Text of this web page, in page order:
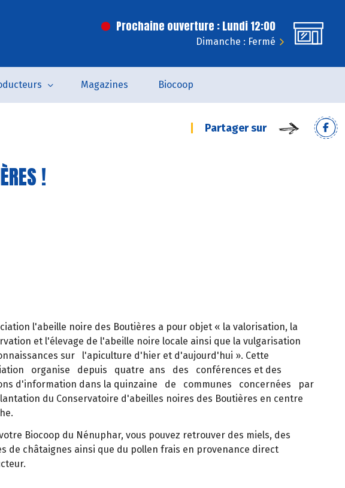
Prochaine ouverture : Lundi 12:00
Dimanche : Fermé
Magazines Biocoop
Partager sur
!
l'abeille noire des Boutières a pour objet « la valorisation, la
et l'élevage de l'abeille noire locale ainsi que la vulgarisation
sur l'apiculture d'hier et d'aujourd'hui ». Cette
organise depuis quatre ans des conférences et des
d'information dans la quinzaine de communes concernées par
du Conservatoire d'abeilles noires des Boutières en centre
Biocoop du Nénuphar, vous pouvez retrouver des miels, des
de châtaignes ainsi que du pollen frais en provenance direct